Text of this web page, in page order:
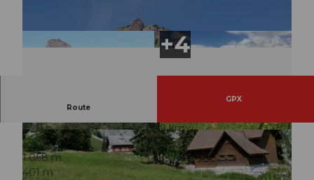
© Schwyzer Wanderwege
© Erlebnisregion Mythen, Schwyzer Wanderwe
ge
Route
GPX
2:20 h
8,59 km
135 m
453 m
1.068 m
1.469 m
401 m